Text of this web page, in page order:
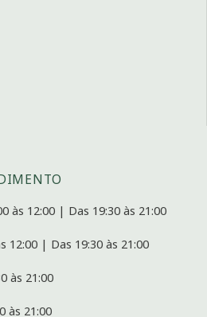
às 12:00 | Das 19:30 às 21:00
12:00 | Das 19:30 às 21:00
às 21:00
às 21:00